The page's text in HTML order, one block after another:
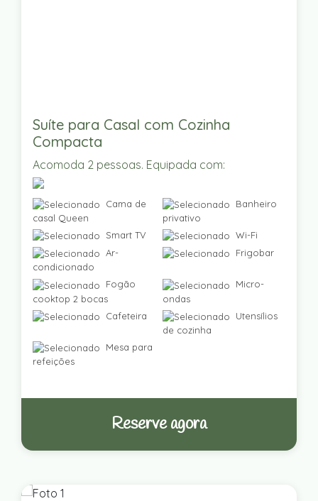
Suíte para Casal com Cozinha
Compacta
Acomoda 2 pessoas. Equipada com:
Cama de
casal Queen
Banheiro
privativo
Smart TV
Wi-Fi
Ar-
condicionado
Frigobar
Fogão
cooktop 2 bocas
Micro-
ondas
Cafeteira
Utensílios
de cozinha
Mesa para
refeições
Reserve agora